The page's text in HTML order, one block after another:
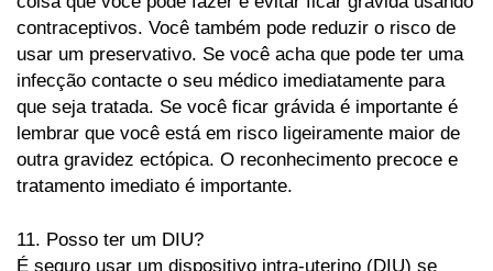
contraceptivos. Você também pode reduzir o risco de
usar um preservativo. Se você acha que pode ter uma
infecção contacte o seu médico imediatamente para
que seja tratada. Se você ficar grávida é importante é
lembrar que você está em risco ligeiramente maior de
outra gravidez ectópica. O reconhecimento precoce e
tratamento imediato é importante.
11. Posso ter um DIU?
É seguro usar um dispositivo intra-uterino (DIU) se